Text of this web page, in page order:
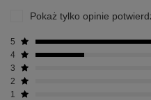
Pokaż tylko opinie
5
4
3
2
1